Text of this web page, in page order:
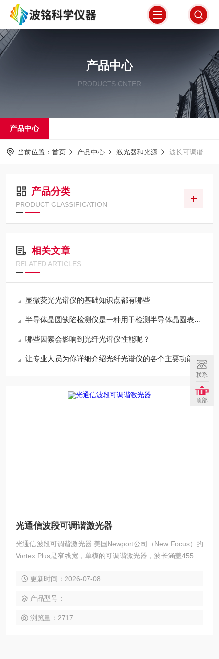
产品中心
PRODUCTS CNTER
产品中心
当前位置： 首页 产品中心 激光器和光源 波长可调谐激光器
产品分类
PRODUCT CLASSIFICATION
相关文章
RELATED ARTICLES
显微荧光光谱仪的基础知识点都有哪些
半导体晶圆缺陷检测仪是一种用于检测半导体晶圆表面缺陷的设备
哪些因素会影响到光纤光谱仪性能呢？
让专业人员为你详细介绍光纤光谱仪的各个主要功能模块
光通信波段可调谐激光器
光通信波段可调谐激光器 美国Newport公司（New Focus）的
Vortex Plus是窄线宽，单模的可调谐激光器，波长涵盖455nm
学。这款激光器在原子物理学领域有良好声誉， 对比市场上其
谐范围，这在干涉测量和度量学中至关重要。
更新时间：2026-07-08
产品型号：
浏览量：2717
联系
顶部